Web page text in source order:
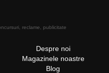
reclame, publicitate
Despre noi
Magazinele noastre
Blog